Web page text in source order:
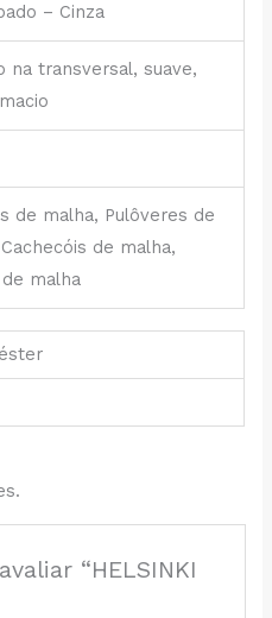
– Cinza
na transversal, suave,
de malha, Pulôveres de
de malha,
malha
“HELSINKI